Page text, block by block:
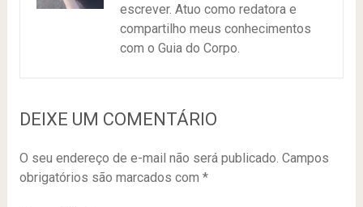
escrever. Atuo como redatora e
compartilho meus conhecimentos
com o Guia do Corpo.
DEIXE UM COMENTÁRIO
O seu endereço de e-mail não será publicado. Campos
obrigatórios são marcados com *